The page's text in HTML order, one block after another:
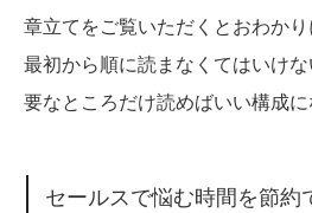
章立てをご覧いただくとおわかり
最初から順に読まなくてはいけ
要なところだけ読めばいい構成に
セールスで悩む時間を節約